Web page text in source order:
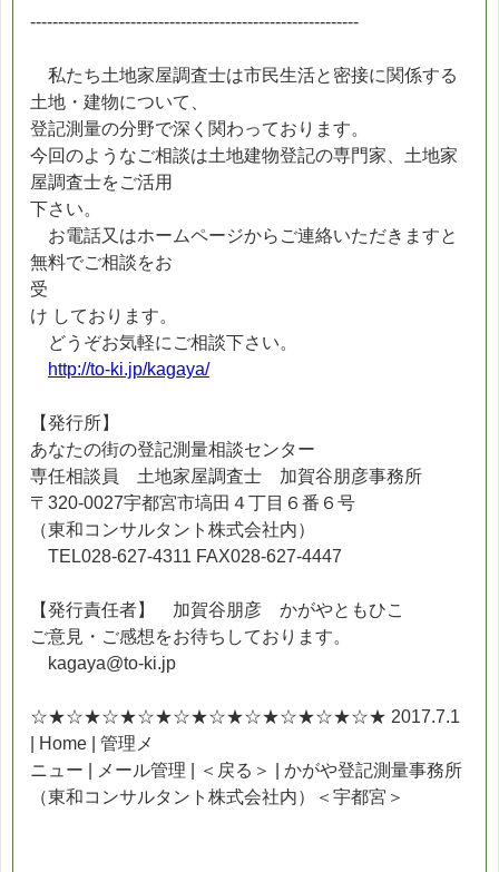
-----------------------------------------------------------
私たち土地家屋調査士は市民生活と密接に関係する
土地・建物について、
登記測量の分野で深く関わっております。
今回のようなご相談は土地建物登記の専門家、土地家
屋調査士をご活用
下さい。
お電話又はホームページからご連絡いただきますと
無料でご相談をお
受
け しております。
どうぞお気軽にご相談下さい。
http://to-ki.jp/kagaya/
【発行所】
あなたの街の登記測量相談センター
専任相談員 土地家屋調査士 加賀谷朋彦事務所
〒320-0027宇都宮市塙田４丁目６番６号
（東和コンサルタント株式会社内）
TEL028-627-4311 FAX028-627-4447
【発行責任者】 加賀谷朋彦 かがやともひこ
ご意見・ご感想をお待ちしております。
kagaya@to-ki.jp
☆★☆★☆★☆★☆★☆★☆★☆★☆★☆★ 2017.7.1
| Home | 管理メ
ニュー | メール管理 | ＜戻る＞ | かがや登記測量事務所
（東和コンサルタント株式会社内）＜宇都宮＞